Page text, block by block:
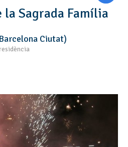
la Sagrada Família
Ciutat)